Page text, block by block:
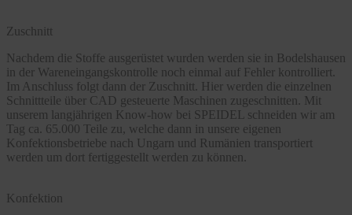
Zuschnitt
Nachdem die Stoffe ausgerüstet wurden werden sie in Bodelshausen
in der Wareneingangskontrolle noch einmal auf Fehler kontrolliert.
Im Anschluss folgt dann der Zuschnitt. Hier werden die einzelnen
Schnittteile über CAD gesteuerte Maschinen zugeschnitten. Mit
unserem langjährigen Know-how bei SPEIDEL schneiden wir am
Tag ca. 65.000 Teile zu, welche dann in unsere eigenen
Konfektionsbetriebe nach Ungarn und Rumänien transportiert
werden um dort fertiggestellt werden zu können.
Konfektion